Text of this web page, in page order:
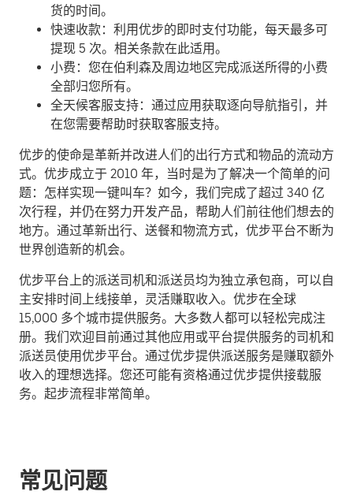
货的时间。
快速收款：利用优步的即时支付功能，每天最多可
提现 5 次。相关条款在此适用。
小费：您在伯利森及周边地区完成派送所得的小费
全部归您所有。
全天候客服支持：通过应用获取逐向导航指引，并
在您需要帮助时获取客服支持。
优步的使命是革新并改进人们的出行方式和物品的流动方
式。优步成立于 2010 年，当时是为了解决一个简单的问
题：怎样实现一键叫车？如今，我们完成了超过 340 亿
次行程，并仍在努力开发产品，帮助人们前往他们想去的
地方。通过革新出行、送餐和物流方式，优步平台不断为
世界创造新的机会。
优步平台上的派送司机和派送员均为独立承包商，可以自
主安排时间上线接单，灵活赚取收入。优步在全球
15,000 多个城市提供服务。大多数人都可以轻松完成注
册。我们欢迎目前通过其他应用或平台提供服务的司机和
派送员使用优步平台。通过优步提供派送服务是赚取额外
收入的理想选择。您还可能有资格通过优步提供接载服
务。起步流程非常简单。
常见问题